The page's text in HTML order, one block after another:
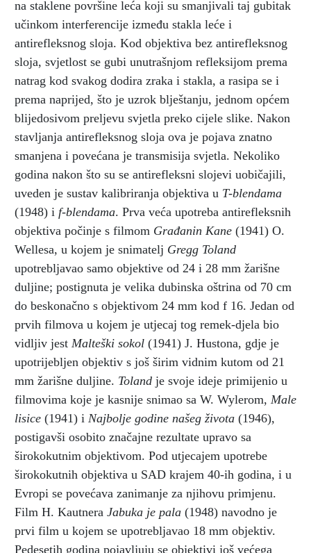
na staklene površine leća koji su smanjivali taj gubitak
učinkom interferencije između stakla leće i
antirefleksnog sloja. Kod objektiva bez antirefleksnog
sloja, svjetlost se gubi unutrašnjom refleksijom prema
natrag kod svakog dodira zraka i stakla, a rasipa se i
prema naprijed, što je uzrok blještanju, jednom općem
blijedosivom preljevu svjetla preko cijele slike. Nakon
stavljanja antirefleksnog sloja ova je pojava znatno
smanjena i povećana je transmisija svjetla. Nekoliko
godina nakon što su se antirefleksni slojevi uobičajili,
uveden je sustav kalibriranja objektiva u T-blendama
(1948) i f-blendama. Prva veća upotreba antirefleksnih
objektiva počinje s filmom Građanin Kane (1941) O.
Wellesa, u kojem je snimatelj Gregg Toland
upotrebljavao samo objektive od 24 i 28 mm žarišne
duljine; postignuta je velika dubinska oštrina od 70 cm
do beskonačno s objektivom 24 mm kod f 16. Jedan od
prvih filmova u kojem je utjecaj tog remek-djela bio
vidljiv jest Malteški sokol (1941) J. Hustona, gdje je
upotrijebljen objektiv s još širim vidnim kutom od 21
mm žarišne duljine. Toland je svoje ideje primijenio u
filmovima koje je kasnije snimao sa W. Wylerom, Male
lisice (1941) i Najbolje godine našeg života (1946),
postigavši osobito značajne rezultate upravo sa
širokokutnim objektivom. Pod utjecajem upotrebe
širokokutnih objektiva u SAD krajem 40-ih godina, i u
Evropi se povećava zanimanje za njihovu primjenu.
Film H. Kautnera Jabuka je pala (1948) navodno je
prvi film u kojem se upotrebljavao 18 mm objektiv.
Pedesetih godina pojavljuju se objektivi još većega